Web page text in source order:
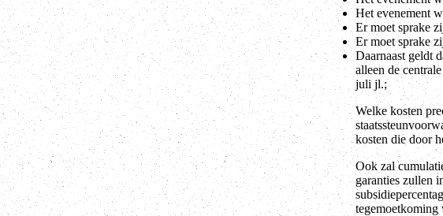
Het evenement
Er moet sprake
Er moet sprake
Daarnaast geldt
alleen de
juli jl.;
Welke kosten
kosten die door
Ook zal
garanties zullen